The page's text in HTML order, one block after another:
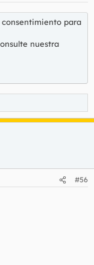
consentimiento para
nuestra
#56